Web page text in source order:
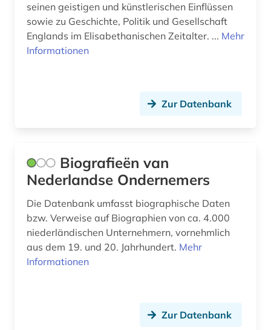
rockmusiker (1)
rudolf (1)
sachsen (1)
sachsen-anhalt (1)
sammlung (2)
schauspieler (1)
schottland (2)
seinen geistigen und künstlerischen Einflüssen
sowie zu Geschichte, Politik und Gesellschaft
Englands im Elisabethanischen Zeitalter. ... Mehr
Informationen
Zur Datenbank
Biografieën van
Nederlandse Ondernemers
Die Datenbank umfasst biographische Daten
bzw. Verweise auf Biographien von ca. 4.000
niederländischen Unternehmern, vornehmlich
aus dem 19. und 20. Jahrhundert. Mehr
Informationen
Zur Datenbank